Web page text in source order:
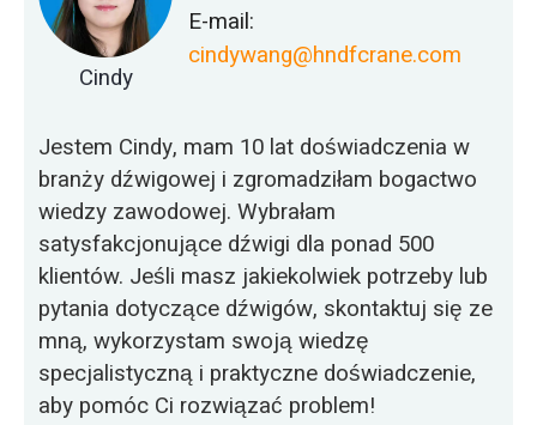
Cindy
E-mail:
cindywang@hndfcrane.com
Jestem Cindy, mam 10 lat doświadczenia w
branży dźwigowej i zgromadziłam bogactwo
wiedzy zawodowej. Wybrałam
satysfakcjonujące dźwigi dla ponad 500
klientów. Jeśli masz jakiekolwiek potrzeby lub
pytania dotyczące dźwigów, skontaktuj się ze
mną, wykorzystam swoją wiedzę
specjalistyczną i praktyczne doświadczenie,
aby pomóc Ci rozwiązać problem!